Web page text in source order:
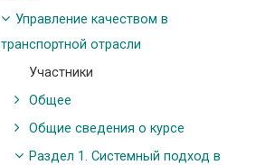
Управление качеством в
транспортной отрасли
Участники
Общее
Общие сведения о курсе
Раздел 1. Системный подход в